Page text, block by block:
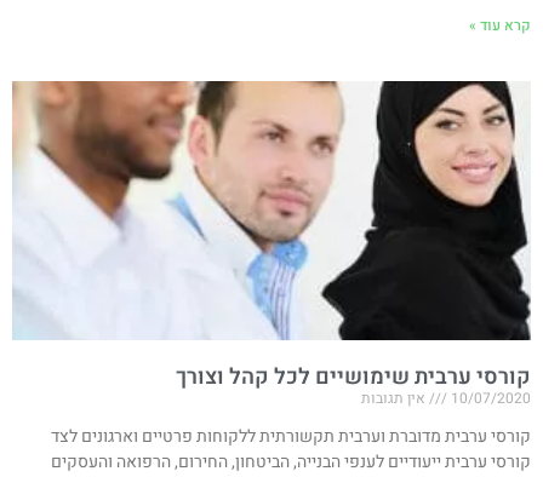
קרא עוד »
קורסי ערבית שימושיים לכל קהל וצורך
10/07/2020 אין תגובות
קורסי ערבית מדוברת וערבית תקשורתית ללקוחות פרטיים וארגונים לצד
קורסי ערבית ייעודיים לענפי הבנייה, הביטחון, החירום, הרפואה והעסקים